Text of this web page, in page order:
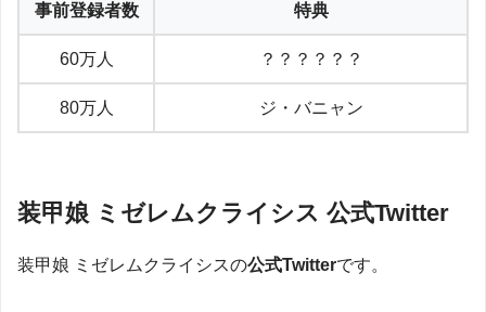
事前登録者数 特典
60万人 ？？？？？？
80万人 ジ・バニャン
装甲娘 ミゼレムクライシス 公式Twitter
装甲娘 ミゼレムクライシスの公式Twitterです。